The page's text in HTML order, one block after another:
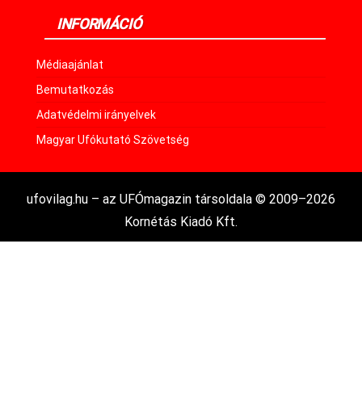
INFORMÁCIÓ
Médiaajánlat
Bemutatkozás
Adatvédelmi irányelvek
Magyar Ufókutató Szövetség
ufovilag.hu – az UFÓmagazin társoldala © 2009–2026
Kornétás Kiadó Kft.